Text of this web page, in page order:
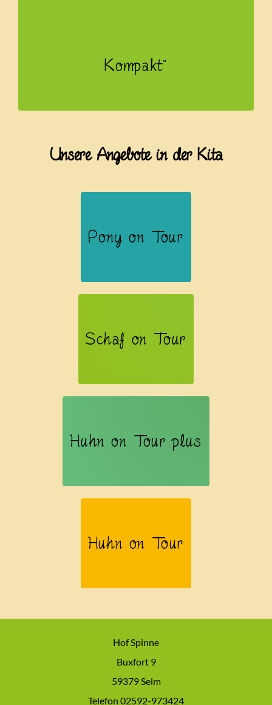
Kompakt"
Unsere Angebote in der Kita
Pony on Tour
Schaf on Tour
Huhn on Tour plus
Huhn on Tour
Hof Spinne
Buxfort 9
59379 Selm
Telefon 02592-973424